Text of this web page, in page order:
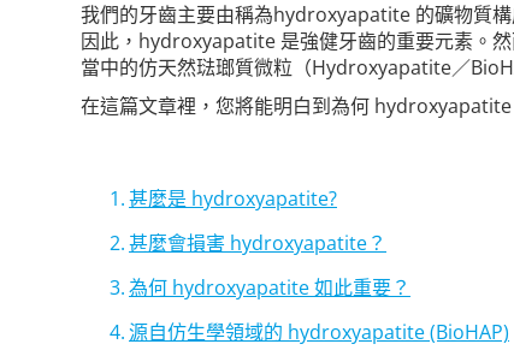
我們的牙齒主要由稱為hydroxyapatite 的礦物質
因此，hydroxyapatite 是強健牙齒的重要元素。
當中的仿天然琺瑯質微粒（Hydroxyapatite／
在這篇文章裡，您將能明白到為何
甚麼是 hydroxyapatite?
甚麼會損害 hydroxyapatite？
為何 hydroxyapatite 如此重要？
源自仿生學領域的 hydroxyapatite (BioHAP)